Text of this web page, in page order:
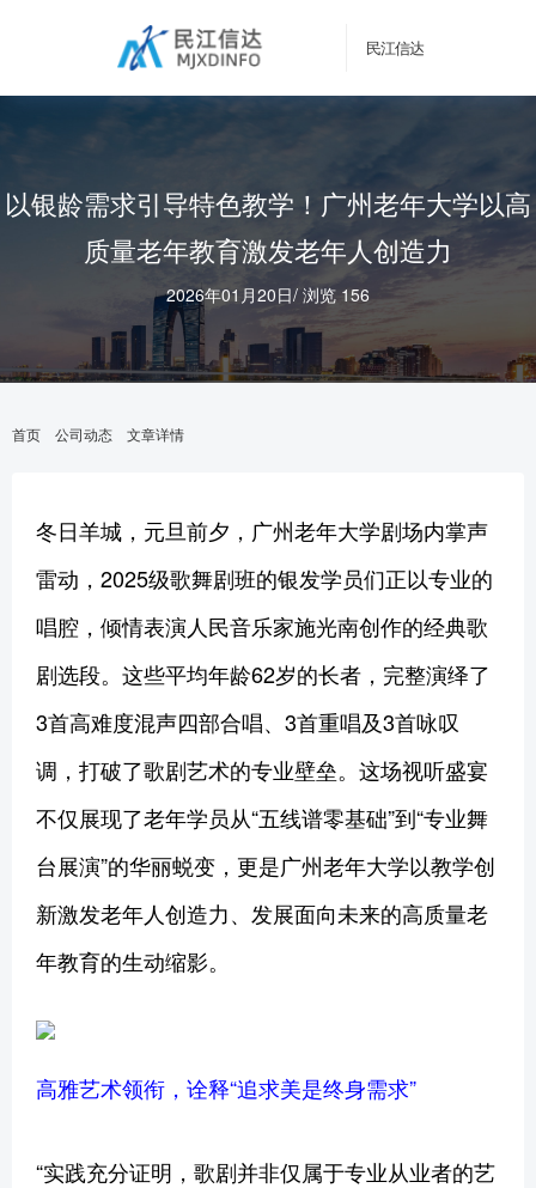
民江信达
以银龄需求引导特色教学！广州老年大学以高
质量老年教育激发老年人创造力
2026年01月20日/ 浏览 156
首页 公司动态 文章详情
冬日羊城，元旦前夕，广州老年大学剧场内掌声
雷动，2025级歌舞剧班的银发学员们正以专业的
唱腔，倾情表演人民音乐家施光南创作的经典歌
剧选段。这些平均年龄62岁的长者，完整演绎了
3首高难度混声四部合唱、3首重唱及3首咏叹
调，打破了歌剧艺术的专业壁垒。这场视听盛宴
不仅展现了老年学员从“五线谱零基础”到“专业舞
台展演”的华丽蜕变，更是广州老年大学以教学创
新激发老年人创造力、发展面向未来的高质量老
年教育的生动缩影。
高雅艺术领衔，诠释“追求美是终身需求”
“实践充分证明，歌剧并非仅属于专业从业者的艺